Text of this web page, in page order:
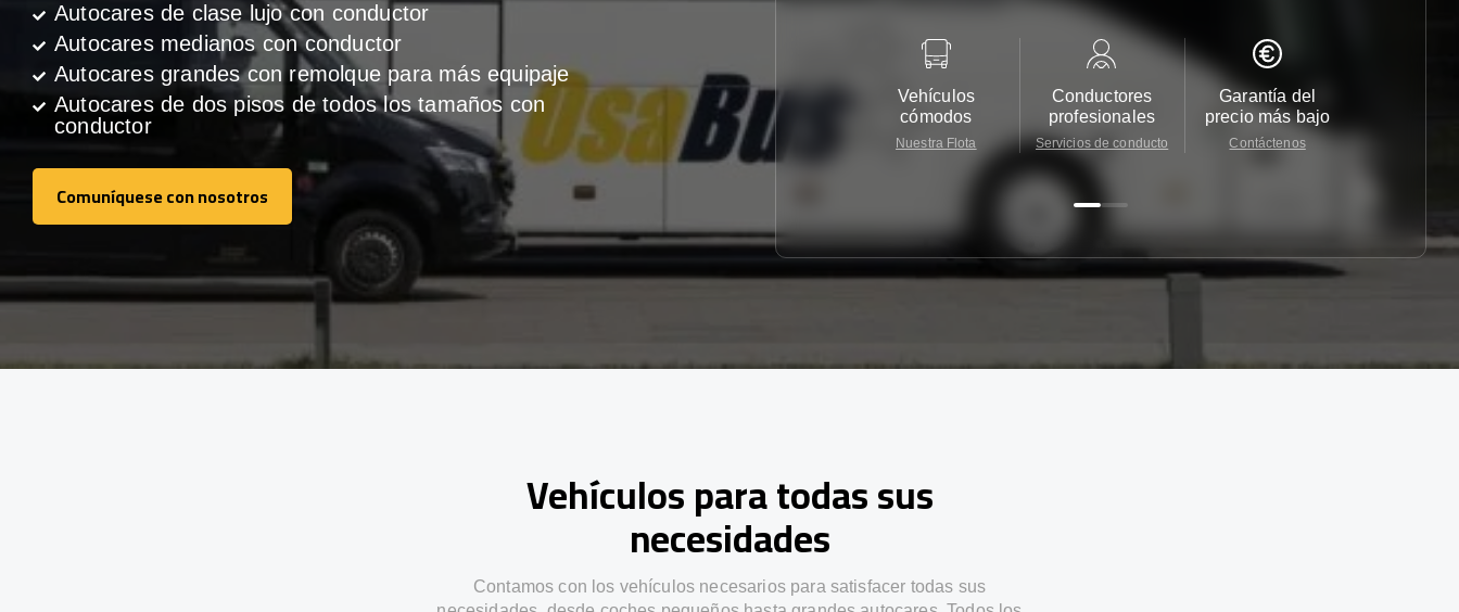
Autocares de clase lujo con conductor
Autocares medianos con conductor
Autocares grandes con remolque para más equipaje
Autocares de dos pisos de todos los tamaños con
conductor
Comuníquese con nosotros
Comuníquese con nosotros
Vehículos
cómodos
Nuestra Flota
Conductores
profesionales
Servicios de conducto
Garantía del
precio más bajo
Contáctenos
Vehículos para todas sus
necesidades
Contamos con los vehículos necesarios para satisfacer todas sus